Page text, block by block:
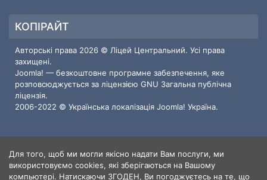
КОПІРАЙТ
Авторські права 2026 © Ліцей Центральний. Усі права
захищені.
Joomla! — безкоштовне програмне забезпечення, яке
розповсюджується за ліцензією GNU Загальна публічна
ліцензія.
2006-2022 © Українська локалізація Joomla! Україна.
ІНФОРМАЦІЯ ПРО САЙТ
Для того, щоб ми могли якісно надати Вам послуги, ми
використовуємо cookies, які зберігаються на Вашому
компьютері. Натискаючи ЗГОДЕН, Ви погоджуєтесь на те, що